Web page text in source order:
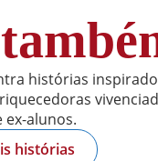
histórias
ex-alunos.
histórias